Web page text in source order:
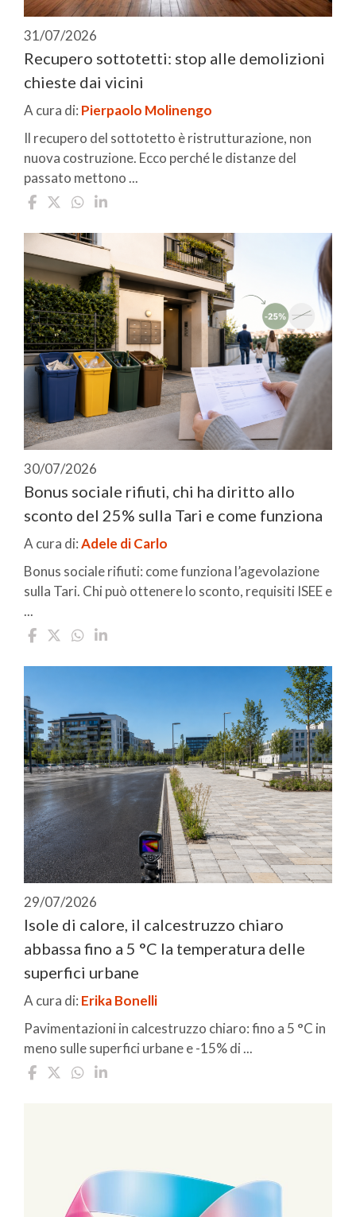
31/07/2026
Recupero sottotetti: stop alle demolizioni
chieste dai vicini
A cura di: Pierpaolo Molinengo
Il recupero del sottotetto è ristrutturazione, non
nuova costruzione. Ecco perché le distanze del
passato mettono ...
30/07/2026
Bonus sociale rifiuti, chi ha diritto allo
sconto del 25% sulla Tari e come funziona
A cura di:Adele di Carlo
Bonus sociale rifiuti: come funziona l’agevolazione
sulla Tari. Chi può ottenere lo sconto, requisiti ISEE e
...
29/07/2026
Isole di calore, il calcestruzzo chiaro
abbassa fino a 5 °C la temperatura delle
superfici urbane
A cura di: Erika Bonelli
Pavimentazioni in calcestruzzo chiaro: fino a 5 °C in
meno sulle superfici urbane e -15% di ...